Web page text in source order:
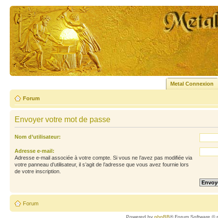
Metal Connexion
Forum
Envoyer votre mot de passe
Nom d’utilisateur:
Adresse e-mail:
Adresse e-mail associée à votre compte. Si vous ne l’avez pas modifiée via
votre panneau d’utilisateur, il s’agit de l’adresse que vous avez fournie lors
de votre inscription.
Forum
Powered byphpBB® Forum Software ©